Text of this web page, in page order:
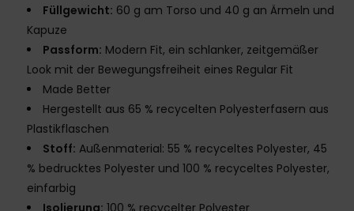
Füllgewicht: 60 g am Torso und 40 g an Ärmeln und
Kapuze
Passform: Modern Fit, ein schlanker, zeitgemäßer
Look mit der Bewegungsfreiheit eines Regular Fit
Made Better
Hergestellt aus 65 % recycelten Polyesterfasern aus
Plastikflaschen
Stoff: Außenmaterial: 55 % recyceltes Polyester, 45
% bedrucktes Polyester und 100 % recyceltes Polyester,
einfarbig